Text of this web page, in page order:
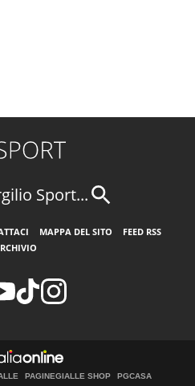
Sport...
MAPPA DEL SITO
FEED RSS
PAGINEGIALLE SHOP
PGCASA